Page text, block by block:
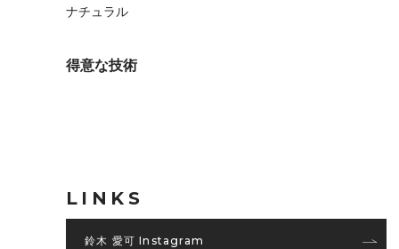
ナチュラル
得意な技術
LINKS
鈴木 愛可 Instagram